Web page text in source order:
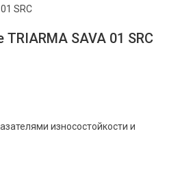
SRC
SAVA 01 SRC
износостойкости и